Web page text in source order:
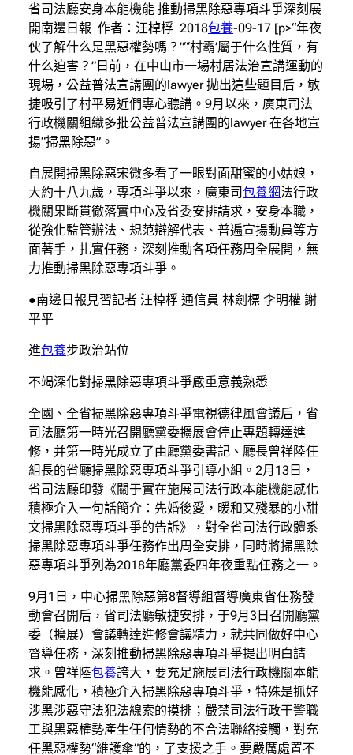
省司法廳安身本能機能 推動掃黑除惡專項斗爭深刻展
開南邊日報 作者：汪棹桴 2018包養-09-17 [p>“年夜
伙了解什么是黑惡權勢嗎？”“‘村霸’屬于什么性質，有
什么迫害？”日前，在中山市一場村居法治宣講運動的
現場，公益普法宣講團的lawyer 拋出這些題目后，敏
捷吸引了村平易近們專心聽講。9月以來，廣東司法
行政機關組織多批公益普法宣講團的lawyer 在各地宣
揚“掃黑除惡”。
自展開掃黑除惡宋微多看了一眼對面甜蜜的小姑娘，
大約十八九歲，專項斗爭以來，廣東司包養網法行政
機關果斷貫徹落實中心及省委安排請求，安身本職，
從強化監管辦法、規范辯解代表、普遍宣揚動員等方
面著手，扎實任務，深刻推動各項任務周全展開，無
力推動掃黑除惡專項斗爭。
●南邊日報見習記者 汪棹桴 通信員 林劍標 李明權 謝
平平
進包養步政治站位
不竭深化對掃黑除惡專項斗爭嚴重意義熟悉
全國、全省掃黑除惡專項斗爭電視德律風會議后，省
司法廳第一時光召開廳黨委擴展會停止專題轉達進
修，并第一時光成立了由廳黨委書記、廳長曾祥陸任
組長的省廳掃黑除惡專項斗爭引導小組。2月13日，
省司法廳印發《關于實在施展司法行政本能機能感化
積極介入一句話簡介：先婚後愛，暖和又殘暴的小甜
文掃黑除惡專項斗爭的告訴》，對全省司法行政體系
掃黑除惡專項斗爭任務作出周全安排，同時將掃黑除
惡專項斗爭列為2018年廳黨委四年夜重點任務之一。
9月1日，中心掃黑除惡第8督導組督導廣東省任務發
動會召開后，省司法廳敏捷安排，于9月3日召開廳黨
委（擴展）會議轉達進修會議精力，就共同做好中心
督導任務，深刻推動掃黑除惡專項斗爭提出明白請
求。曾祥陸包養誇大，要充足施展司法行政機關本能
機能感化，積極介入掃黑除惡專項斗爭，特殊是抓好
涉黑涉惡守法犯法線索的摸排；嚴禁司法行政干警職
工與黑惡權勢產生任何情勢的不合法聯絡接觸，對充
任黑惡權勢“維護傘”的，了支援之手。要嚴厲處置不